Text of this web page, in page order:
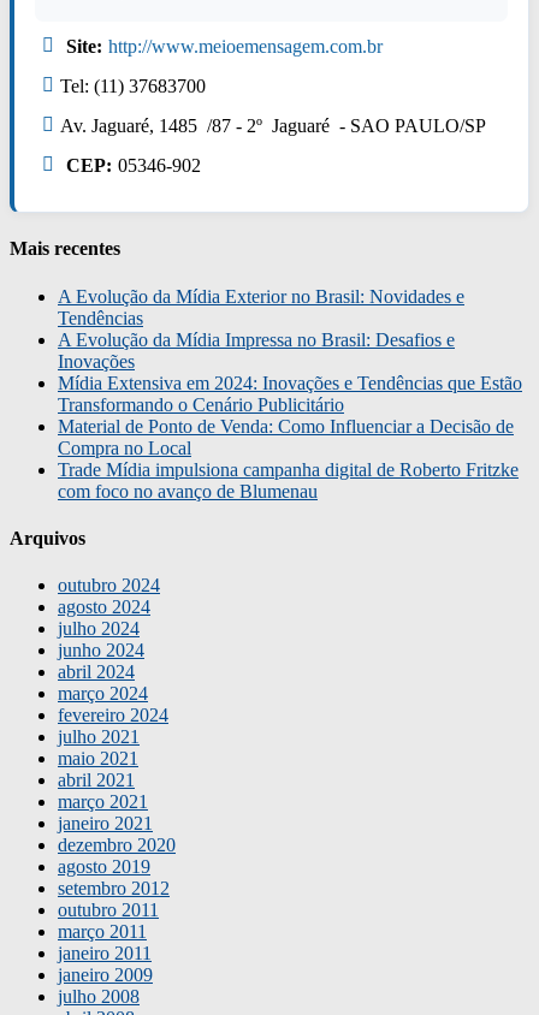
Site: http://www.meioemensagem.com.br
Tel: (11) 37683700
Av. Jaguaré, 1485 /87 - 2º Jaguaré - SAO PAULO/SP
CEP: 05346-902
Mais recentes
A Evolução da Mídia Exterior no Brasil: Novidades e
Tendências
A Evolução da Mídia Impressa no Brasil: Desafios e
Inovações
Mídia Extensiva em 2024: Inovações e Tendências que Estão
Transformando o Cenário Publicitário
Material de Ponto de Venda: Como Influenciar a Decisão de
Compra no Local
Trade Mídia impulsiona campanha digital de Roberto Fritzke
com foco no avanço de Blumenau
Arquivos
outubro 2024
agosto 2024
julho 2024
junho 2024
abril 2024
março 2024
fevereiro 2024
julho 2021
maio 2021
abril 2021
março 2021
janeiro 2021
dezembro 2020
agosto 2019
setembro 2012
outubro 2011
março 2011
janeiro 2011
janeiro 2009
julho 2008